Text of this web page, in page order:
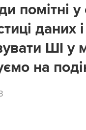
помітні у
даних
ШІ у
на